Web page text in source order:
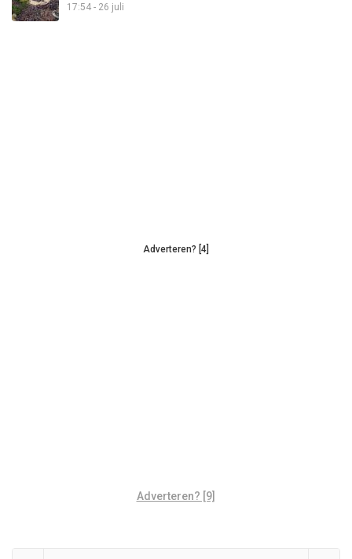
17:54 - 26 juli
Adverteren? [4]
Adverteren? [9]